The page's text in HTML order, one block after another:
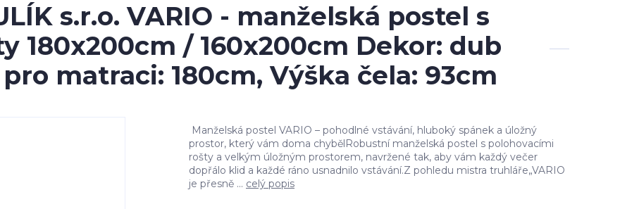
s.r.o. VARIO - manželská postel s
180x200cm / 160x200cm Dekor: dub
matraci: 180cm, Výška čela: 93cm
Manželská postel VARIO – pohodlné vstávání, hluboký spánek a úložný
prostor, který vám doma chybělRobustní manželská postel s polohovacími
rošty a velkým úložným prostorem, navržené tak, aby vám každý večer
dopřálo klid a každé ráno usnadnilo vstávání.Z pohledu mistra truhláře„VARIO
je přesně ... celý popis